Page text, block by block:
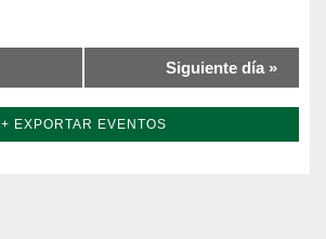
Siguiente día »
+ EXPORTAR EVENTOS